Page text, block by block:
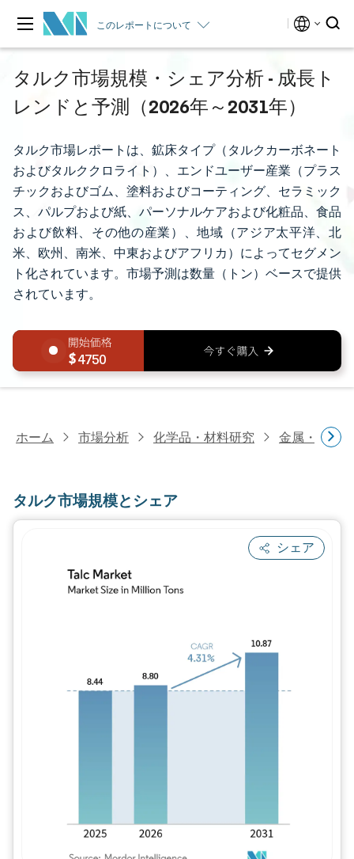
このレポートについて
タルク市場規模・シェア分析 - 成長ト
レンドと予測（2026年～2031年）
タルク市場レポートは、鉱床タイプ（タルクカーボネート
およびタルククロライト）、エンドユーザー産業（プラス
チックおよびゴム、塗料およびコーティング、セラミック
ス、パルプおよび紙、パーソナルケアおよび化粧品、食品
および飲料、その他の産業）、地域（アジア太平洋、北
米、欧州、南米、中東およびアフリカ）によってセグメン
ト化されています。市場予測は数量（トン）ベースで提供
されています。
4750
ホーム 市場分析 化学品・材料研究 金属・鉱物
タルク市場規模とシェア
シェア